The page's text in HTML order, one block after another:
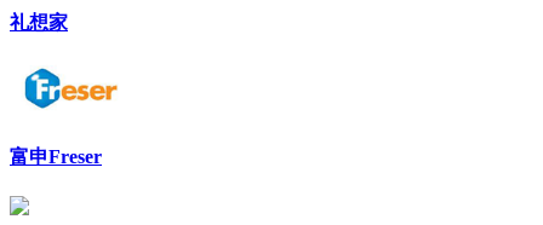
礼想家
富申Freser